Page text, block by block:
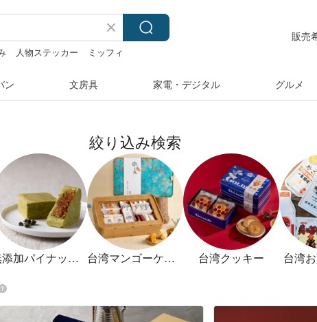
人物ステッカー
ミッフィ
販売
ン 文房具 家電・デジタル グルメ
絞り込み検索
無添加パイナップルケーキ 台湾マンゴーケーキ 台湾クッキー 台湾